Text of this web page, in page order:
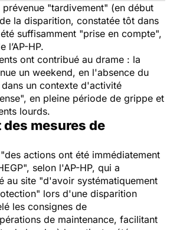
"tardivement" (en début
la disparition, constatée tôt dans
suffisamment "prise en compte",
l’AP-HP.
ont contribué au drame : la
un weekend, en l'absence du
un contexte d'activité
en pleine période de grippe et
lourds.
mesures de
actions ont été immédiatement
selon l'AP-HP, qui a
au site "d'avoir systématiquement
lors d'une disparition
les consignes de
de maintenance, facilitant